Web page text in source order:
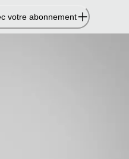
votre abonnement